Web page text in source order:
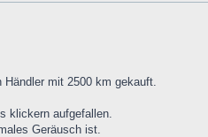
Händler mit 2500 km gekauft.
klickern aufgefallen.
Geräusch ist.